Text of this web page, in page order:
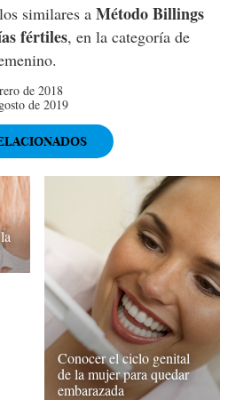
similares a Método Billings
fértiles, en la categoría de
de 2018
de 2019
Conocer el ciclo genital
de la mujer para quedar
embarazada